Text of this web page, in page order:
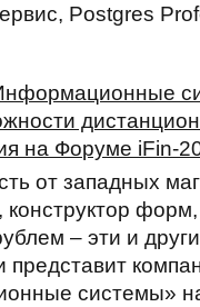
Postgres
на Форуме iFin-
от западных
– эти и
представит
системы»